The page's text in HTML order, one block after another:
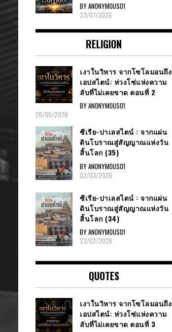
BY ANONYMOUS01
23/07/2026
RELIGION
เงาในวิหาร จากโซโลมอนถึง
เอปสไตน์: ห่วงโซ่แห่งความ
ลับที่ไม่เคยขาด ตอนที่ 2
BY ANONYMOUS01
26/05/2026
ซีเรีย​-ปาเลสไตน์​ : จากแผ่น
ดินโบราณสู่สัญญาณ​แห่งวัน
สิ้นโลก​ (35)
BY ANONYMOUS01
02/03/2026
ซีเรีย​-ปาเลสไตน์​ : จากแผ่น
ดินโบราณสู่สัญญาณ​แห่งวัน
สิ้นโลก​ (34)
BY ANONYMOUS01
23/02/2026
QUOTES
เงาในวิหาร จากโซโลมอนถึง
เอปสไตน์: ห่วงโซ่แห่งความ
ลับที่ไม่เคยขาด ตอนที่ 3